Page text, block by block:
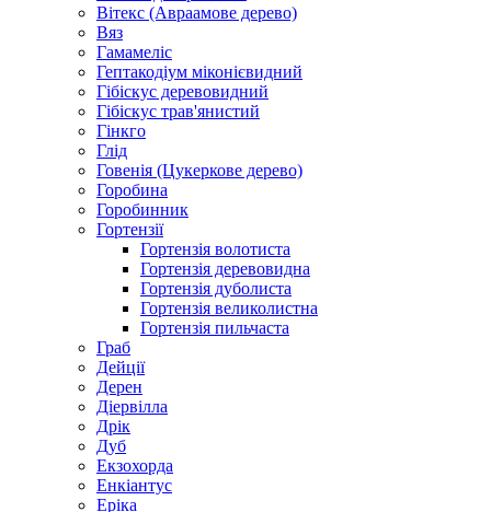
Вітекс (Авраамове дерево)
Вяз
Гамамеліс
Гептакодіум міконієвидний
Гібіскус деревовидний
Гібіскус трав'янистий
Гінкго
Глід
Говенія (Цукеркове дерево)
Горобина
Горобинник
Гортензії
Гортензія волотиста
Гортензія деревовидна
Гортензія дуболиста
Гортензія великолистна
Гортензія пильчаста
Граб
Дейції
Дерен
Діервілла
Дрік
Дуб
Екзохорда
Енкіантус
Еріка